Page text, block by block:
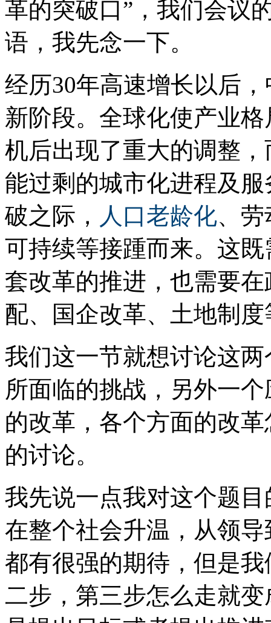
革的突破口”，我们会议
语，我先念一下。
经历30年高速增长以后
新阶段。全球化使产业
机后出现了重大的调整
能过剩的城市化进程及
破之际， 人口老龄化、
可持续等接踵而来。这
套改革的推进，也需要
配、国企改革、土地制
我们这一节就想讨论这
所面临的挑战，另外一
的改革，各个方面的改
的讨论。
我先说一点我对这个题
在整个社会升温，从领导
都有很强的期待，但是
二步，第三步怎么走就